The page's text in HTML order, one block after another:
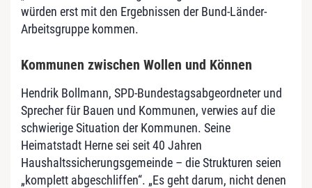
würden erst mit den Ergebnissen der Bund-Länder-
Arbeitsgruppe kommen.
Kommunen zwischen Wollen und Können
Hendrik Bollmann, SPD-Bundestagsabgeordneter und
Sprecher für Bauen und Kommunen, verwies auf die
schwierige Situation der Kommunen. Seine
Heimatstadt Herne sei seit 40 Jahren
Haushaltssicherungsgemeinde – die Strukturen seien
„komplett abgeschliffen“. „Es geht darum, nicht denen